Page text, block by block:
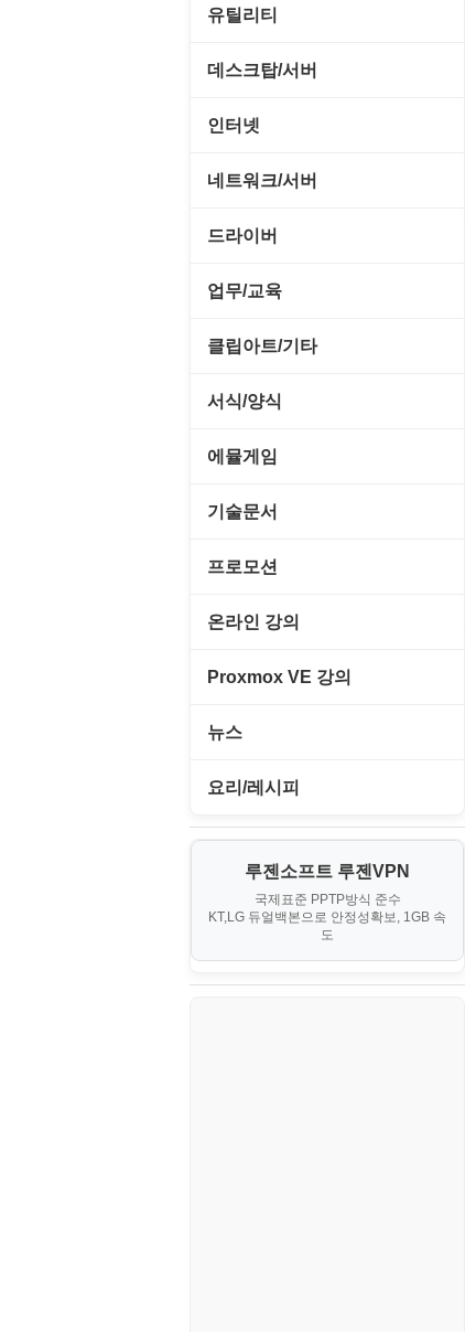
아케이드/액션
앱플레이어
온라인게임
전략/시뮬레이션
CD/DVD 재생기
비디오 재생기
사운드 에디터
사운드 재생기
이미지 뷰어
유틸리티
CD/CDR/DVD
바이러스 백신
압축파일 관리
파일/디스크
하드웨어 관련
데스크탑/서버
Prometheus
실행기/툴바
운영체제 ISO/Image
커서/아이콘 툴
폰트관리/인쇄
인터넷
FTP/텔넷/통신
사이트 저작도구
원격도구
웹 브라우저
웹 유틸리티
네트워크/서버
FTP 서버
백오피스/.NET
웹 서버
드라이버
SCSI/IDE/USB
비디오/모니터
사운드카드
입력장치
저장장치
업무/교육
MS 오피스 관련
판매/재고/회계
프로그래밍 관련
클립아트/기타
동영상 클립
서식/양식
경찰청-감사
경찰청-범죄예방
경찰청-수사
경찰청-외국어번역본
경찰청-외사
계약서
등기소
이력서
에뮬게임
Emulator(게임실행기)
오락실게임
휴대용게임
기술문서
C#, .NET, Visual Studio
JavaScript
MacOS/맥북
MCP
MS SQL Server
프로모션
고정아이피.net
엔탑프로(NTOPPRO)
휴폐업조회
온라인 강의
PHP - 고급
부동산
Proxmox VE 강의
I. Proxmox VE 기본 환경 구축
IV. 클러스터 및 고가용성 (HA)
V. 고급 기능 및 CLI 활용
VI. 장애 조치 (Failover) 심화 시
뉴스
IT/보안
게임
경제
부동산
요리/레시피
노하우
소스/양념장
루젠소프트 루젠VPN
국제표준 PPTP방식 준수
KT,LG 듀얼백본으로 안정성확보, 1GB 속
도